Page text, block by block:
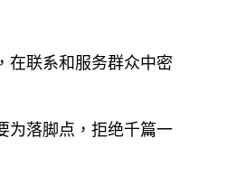
在联系和服务群众中密
为落脚点，拒绝千篇一